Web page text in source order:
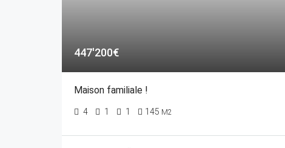
447'200€
Maison familiale !
4 1 1 145 M2